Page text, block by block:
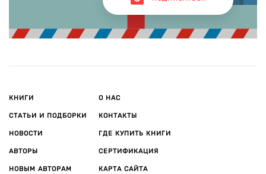
КНИГИ
СТАТЬИ И ПОДБОРКИ
НОВОСТИ
АВТОРЫ
НОВЫМ АВТОРАМ
О НАС
КОНТАКТЫ
ГДЕ КУПИТЬ КНИГИ
СЕРТИФИКАЦИЯ
КАРТА САЙТА